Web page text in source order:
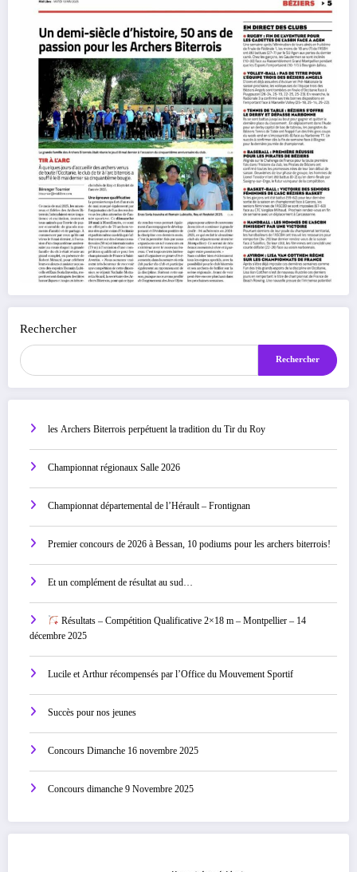
Rechercher
Rechercher
les Archers Biterrois perpétuent la tradition du Tir du Roy
Championnat régionaux Salle 2026
Championnat départemental de l’Hérault – Frontignan
Premier concours de 2026 à Bessan, 10 podiums pour les archers biterrois!
Et un complément de résultat au sud…
Résultats – Compétition Qualificative 2×18 m – Montpellier – 14
décembre 2025
Lucile et Arthur récompensés par l’Office du Mouvement Sportif
Succès pour nos jeunes
Concours Dimanche 16 novembre 2025
Concours dimanche 9 Novembre 2025